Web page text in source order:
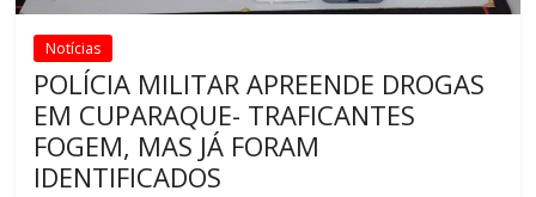
Notícias
POLÍCIA MILITAR APREENDE DROGAS
EM CUPARAQUE- TRAFICANTES
FOGEM, MAS JÁ FORAM
IDENTIFICADOS